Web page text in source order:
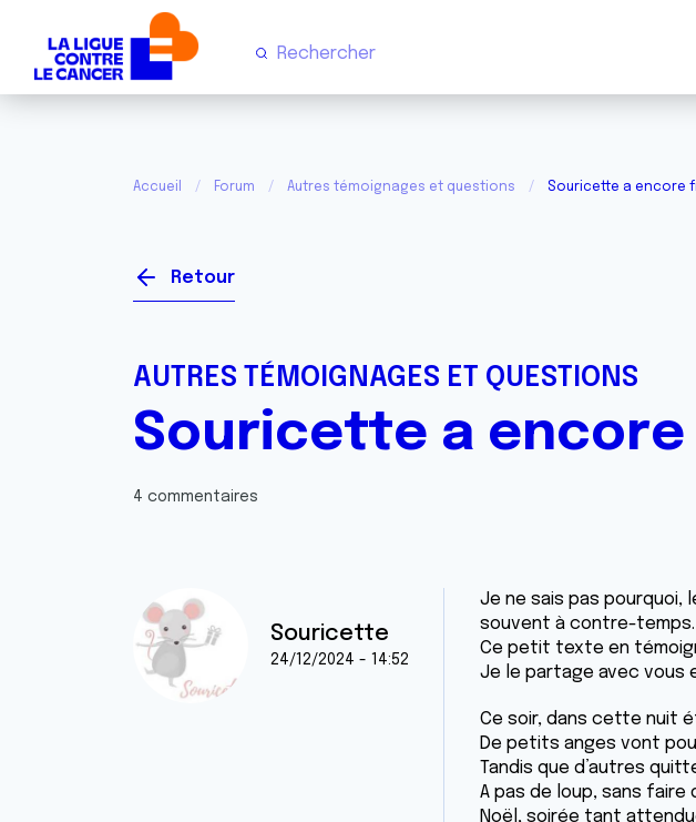
Accueil Forum Autres témoignages et questions Souricette a encore
Retour
AUTRES TÉMOIGNAGES ET QUESTIONS
Souricette a
4 commentaires
Souricette
24/12/2024 - 14:52
Je ne sais pas
souvent à contre-temps.
Ce petit texte en
Je le partage avec vous
Ce soir, dans cette nuit
De petits anges vont
Tandis que d’autres
A pas de loup, sans faire
Noël, soirée tant